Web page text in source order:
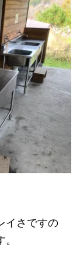
イさですの